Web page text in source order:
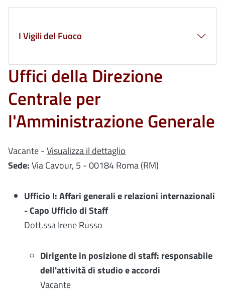
Uffici della Direzione
Centrale per
l'Amministrazione Generale
Vacante-Visualizza il dettaglio
Sede:Via Cavour, 5 - 00184 Roma (RM)
Ufficio I: Affari generali e relazioni internazionali
- Capo Ufficio di Staff
Dott.ssa Irene Russo
Dirigente in posizione di staff: responsabile
dell'attività di studio e accordi
Vacante
I Vigili del Fuoco